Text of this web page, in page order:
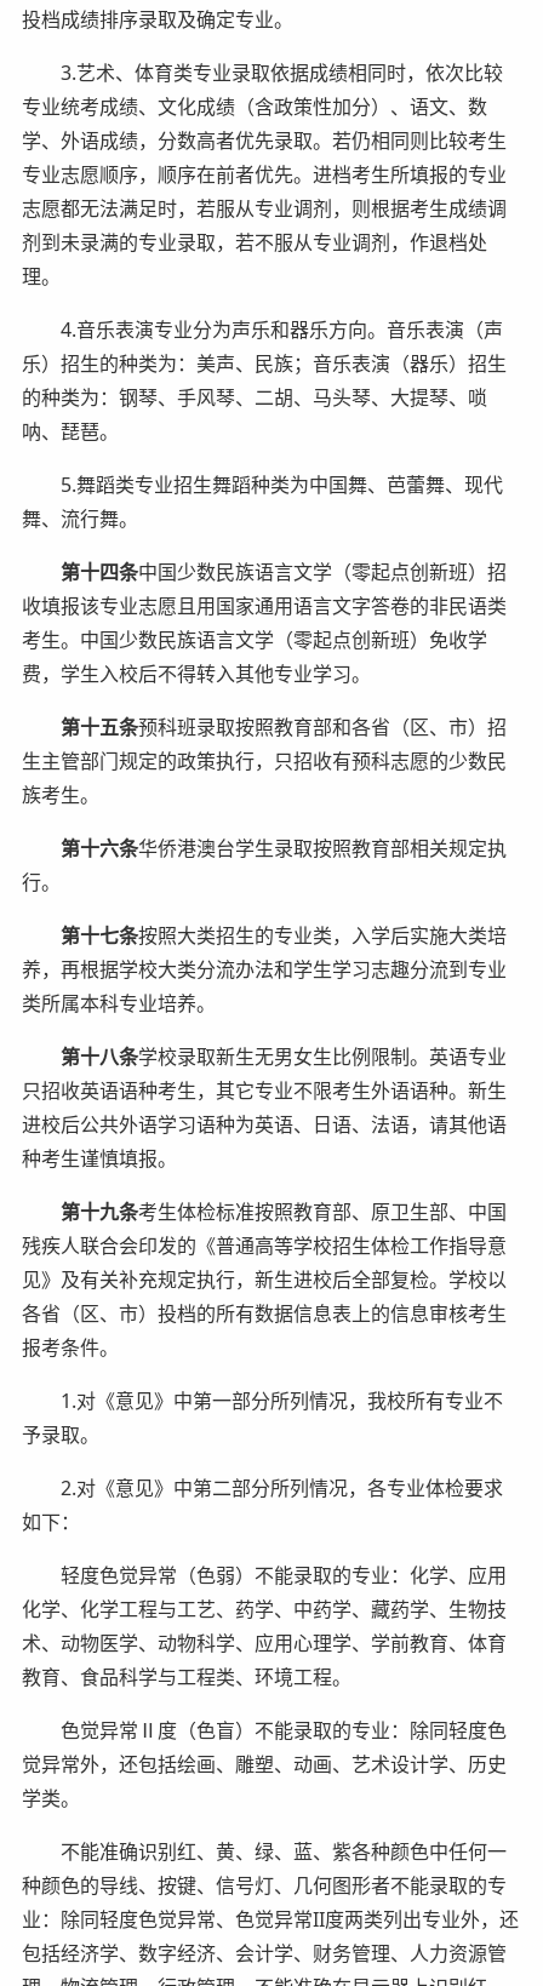
投档成绩排序录取及确定专业。
3.艺术、体育类专业录取依据成绩相同时，依次比较
专业统考成绩、文化成绩（含政策性加分）、语文、数
学、外语成绩，分数高者优先录取。若仍相同则比较考生
专业志愿顺序，顺序在前者优先。进档考生所填报的专业
志愿都无法满足时，若服从专业调剂，则根据考生成绩调
剂到未录满的专业录取，若不服从专业调剂，作退档处
理。
4.音乐表演专业分为声乐和器乐方向。音乐表演（声
乐）招生的种类为：美声、民族；音乐表演（器乐）招生
的种类为：钢琴、手风琴、二胡、马头琴、大提琴、唢
呐、琵琶。
5.舞蹈类专业招生舞蹈种类为中国舞、芭蕾舞、现代
舞、流行舞。
第十四条中国少数民族语言文学（零起点创新班）招
收填报该专业志愿且用国家通用语言文字答卷的非民语类
考生。中国少数民族语言文学（零起点创新班）免收学
费，学生入校后不得转入其他专业学习。
第十五条预科班录取按照教育部和各省（区、市）招
生主管部门规定的政策执行，只招收有预科志愿的少数民
族考生。
第十六条华侨港澳台学生录取按照教育部相关规定执
行。
第十七条按照大类招生的专业类，入学后实施大类培
养，再根据学校大类分流办法和学生学习志趣分流到专业
类所属本科专业培养。
第十八条学校录取新生无男女生比例限制。英语专业
只招收英语语种考生，其它专业不限考生外语语种。新生
进校后公共外语学习语种为英语、日语、法语，请其他语
种考生谨慎填报。
第十九条考生体检标准按照教育部、原卫生部、中国
残疾人联合会印发的《普通高等学校招生体检工作指导意
见》及有关补充规定执行，新生进校后全部复检。学校以
各省（区、市）投档的所有数据信息表上的信息审核考生
报考条件。
1.对《意见》中第一部分所列情况，我校所有专业不
予录取。
2.对《意见》中第二部分所列情况，各专业体检要求
如下：
轻度色觉异常（色弱）不能录取的专业：化学、应用
化学、化学工程与工艺、药学、中药学、藏药学、生物技
术、动物医学、动物科学、应用心理学、学前教育、体育
教育、食品科学与工程类、环境工程。
色觉异常Ⅱ度（色盲）不能录取的专业：除同轻度色
觉异常外，还包括绘画、雕塑、动画、艺术设计学、历史
学类。
不能准确识别红、黄、绿、蓝、紫各种颜色中任何一
种颜色的导线、按键、信号灯、几何图形者不能录取的专
业：除同轻度色觉异常、色觉异常II度两类列出专业外，还
包括经济学、数字经济、会计学、财务管理、人力资源管